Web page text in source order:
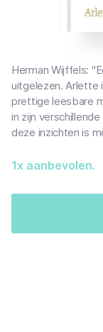
Herman Wijffels:
uitgelezen. Arlette
prettige leesbare
in zijn
deze inzichten is
1x aanbevolen.